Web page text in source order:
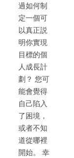
過如何制
定一個可
以真正説
明你實現
目標的個
人成長計
劃？ 您可
能會覺得
自己陷入
了困境，
或者不知
道從哪裡
開始。 幸